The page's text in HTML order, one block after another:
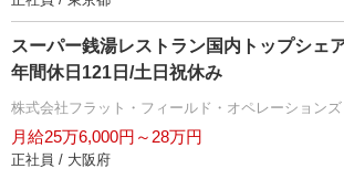
スーパー銭湯レストラン国内トップシェ
年間休日121日/土日祝休み
株式会社フラット・フィールド・オペレーションズ
月給25万6,000円～28万円
正社員 / 大阪府